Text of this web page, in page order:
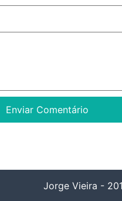
Jorge Vieira -